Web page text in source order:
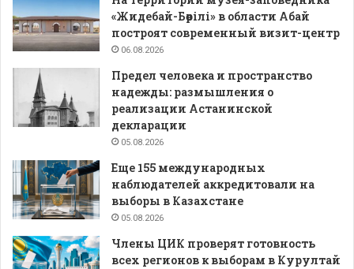
«Жидебай-Бөрілі» в области Абай
построят современный визит-центр
06.08.2026
Предел человека и пространство
надежды: размышления о
реализации Астанинской
декларации
05.08.2026
Еще 155 международных
наблюдателей аккредитовали на
выборы в Казахстане
05.08.2026
Члены ЦИК проверят готовность
всех регионов к выборам в Курултай